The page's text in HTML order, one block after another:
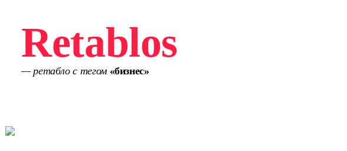
Retablos
— ретабло с тегом «бизнес»